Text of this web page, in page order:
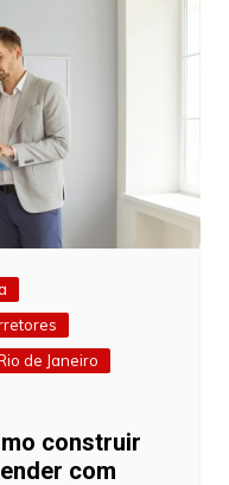
de Janeiro
construir
com